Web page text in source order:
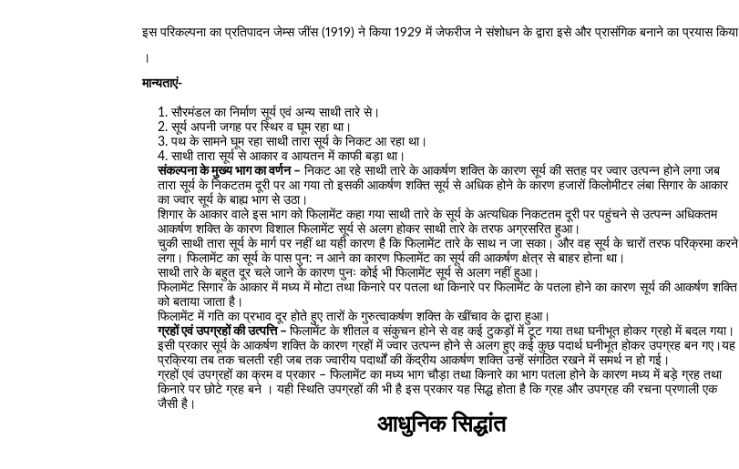
इस परिकल्पना का प्रतिपादन जेम्स जींस (1919) ने किया 1929 में जेफरीज ने संशोधन के द्वारा इसे और प्रासंगिक बनाने का प्रयास किया
।
मान्यताएं-
सौरमंडल का निर्माण सूर्य एवं अन्य साथी तारे से।
सूर्य अपनी जगह पर स्थिर व घूम रहा था।
पथ के सामने घूम रहा साथी तारा सूर्य के निकट आ रहा था।
साथी तारा सूर्य से आकार व आयतन में काफी बड़ा था।
संकल्पना के मुख्य भाग का वर्णन – निकट आ रहे साथी तारे के आकर्षण शक्ति के कारण सूर्य की सतह पर ज्वार उत्पन्न होने लगा जब
तारा सूर्य के निकटतम दूरी पर आ गया तो इसकी आकर्षण शक्ति सूर्य से अधिक होने के कारण हजारों किलोमीटर लंबा सिगार के आकार
का ज्वार सूर्य के बाह्य भाग से उठा।
शिगार के आकार वाले इस भाग को फिलामेंट कहा गया साथी तारे के सूर्य के अत्यधिक निकटतम दूरी पर पहुंचने से उत्पन्न अधिकतम
आकर्षण शक्ति के कारण विशाल फिलामेंट सूर्य से अलग होकर साथी तारे के तरफ अग्रसरित हुआ।
चुकी साथी तारा सूर्य के मार्ग पर नहीं था यही कारण है कि फिलामेंट तारे के साथ न जा सका। और वह सूर्य के चारों तरफ परिक्रमा करने
लगा। फिलामेंट का सूर्य के पास पुन: न आने का कारण फिलामेंट का सूर्य की आकर्षण क्षेत्र से बाहर होना था।
साथी तारे के बहुत दूर चले जाने के कारण पुनः कोई भी फिलामेंट सूर्य से अलग नहीं हुआ।
फिलामेंट सिगार के आकार में मध्य में मोटा तथा किनारे पर पतला था किनारे पर फिलामेंट के पतला होने का कारण सूर्य की आकर्षण शक्ति
को बताया जाता है।
फिलामेंट में गति का प्रभाव दूर होते हुए तारों के गुरुत्वाकर्षण शक्ति के खींचाव के द्वारा हुआ।
ग्रहों एवं उपग्रहों की उत्पत्ति –फिलामेंट के शीतल व संकुचन होने से वह कई टुकड़ों में टूट गया तथा घनीभूत होकर ग्रहो में बदल गया।
इसी प्रकार सूर्य के आकर्षण शक्ति के कारण ग्रहों में ज्वार उत्पन्न होने से अलग हुए कई कुछ पदार्थ घनीभूत होकर उपग्रह बन गए।यह
प्रक्रिया तब तक चलती रही जब तक ज्वारीय पदार्थों की केंद्रीय आकर्षण शक्ति उन्हें संगठित रखने में समर्थ न हो गई।
ग्रहों एवं उपग्रहों का क्रम व प्रकार – फिलामेंट का मध्य भाग चौड़ा तथा किनारे का भाग पतला होने के कारण मध्य में बड़े ग्रह तथा
किनारे पर छोटे ग्रह बने । यही स्थिति उपग्रहों की भी है इस प्रकार यह सिद्ध होता है कि ग्रह और उपग्रह की रचना प्रणाली एक
जैसी है।
आधुनिक सिद्धांत